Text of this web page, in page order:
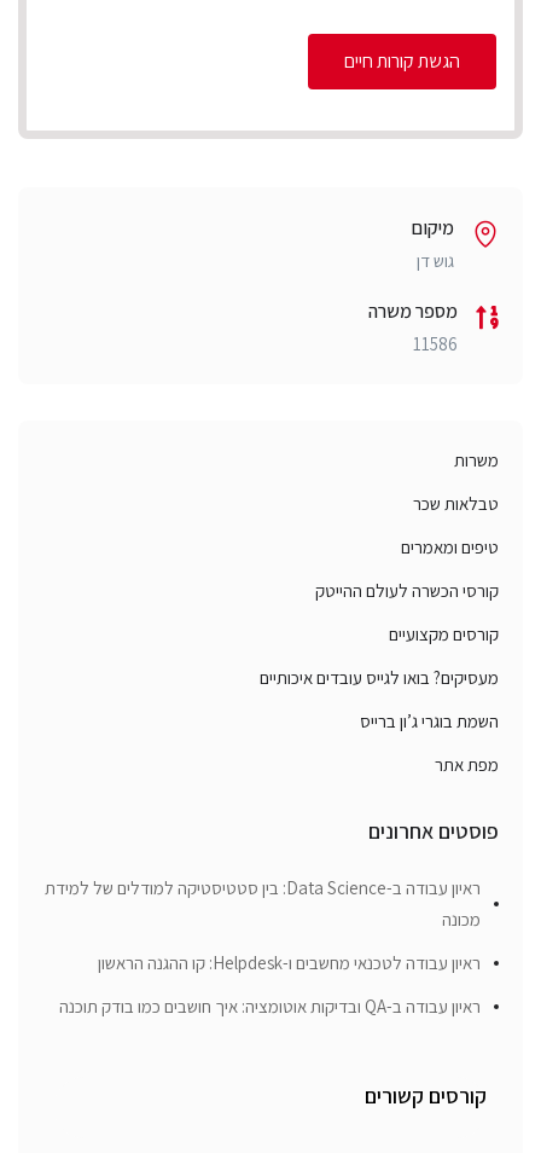
הגשת קורות חיים
מיקום
גוש דן
מספר משרה
11586
משרות
טבלאות שכר
טיפים ומאמרים
קורסי הכשרה לעולם ההייטק
קורסים מקצועיים
מעסיקים? בואו לגייס עובדים איכותיים
השמת בוגרי ג’ון ברייס
מפת אתר
פוסטים אחרונים
ראיון עבודה ב-Data Science: בין סטטיסטיקה למודלים של למידת
מכונה
ראיון עבודה לטכנאי מחשבים ו-Helpdesk: קו ההגנה הראשון
ראיון עבודה ב-QA ובדיקות אוטומציה: איך חושבים כמו בודק תוכנה
קורסים קשורים